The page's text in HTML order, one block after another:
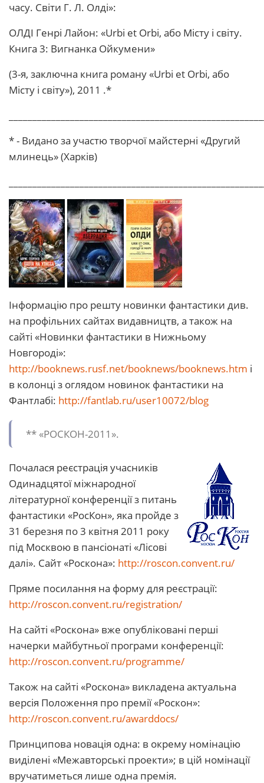
часу. Світи Г. Л. Олді»:
ОЛДІ Генрі Лайон: «Urbi et Orbi, або Місту і світу.
Книга 3: Вигнанка Ойкумени»
(3-я, заключна книга роману «Urbi et Orbi, або
Місту і світу»), 2011 .*
* - Видано за участю творчої майстерні «Другий
млинець» (Харків)
Інформацію про решту новинки фантастики див.
на профільних сайтах видавництв, а також на
сайті «Новинки фантастики в Нижньому
Новгороді»:
http://booknews.rusf.net/booknews/booknews.htm і
в колонці з оглядом новинок фантастики на
Фантлабі: http://fantlab.ru/user10072/blog
** «РОСКОН-2011».
Почалася реєстрація учасників
Одинадцятої міжнародної
літературної конференції з питань
фантастики «РосКон», яка пройде з
31 березня по 3 квітня 2011 року
під Москвою в пансіонаті «Лісові
далі». Сайт «Роскона»: http://roscon.convent.ru/
Пряме посилання на форму для реєстрації:
http://roscon.convent.ru/registration/
На сайті «Роскона» вже опубліковані перші
начерки майбутньої програми конференції:
http://roscon.convent.ru/programme/
Також на сайті «Роскона» викладена актуальна
версія Положення про премії «Роскон»:
http://roscon.convent.ru/awarddocs/
Принципова новація одна: в окрему номінацію
виділені «Межавторські проекти»; в цій номінації
вручатиметься лише одна премія.